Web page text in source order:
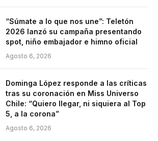
“Súmate a lo que nos une”: Teletón
2026 lanzó su campaña presentando
spot, niño embajador e himno oficial
Agosto 6, 2026
Dominga López responde a las críticas
tras su coronación en Miss Universo
Chile: “Quiero llegar, ni siquiera al Top
5, a la corona”
Agosto 6, 2026